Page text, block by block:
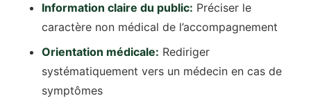
Information claire du public: Préciser le
caractère non médical de l’accompagnement
Orientation médicale: Rediriger
systématiquement vers un médecin en cas de
symptômes